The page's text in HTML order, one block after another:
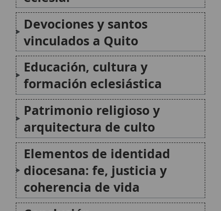
Elementos de identidad
diocesana: fe, justicia y
coherencia de vida
Conclusión
Citas y referencias
Modificado el 8 de junio de 2026 •FideScore™ 7.47•Citar este
artículo •Paq. Scorm (LMS)• Sugerir mejora•Compartir artículo
Imprimir artículo•Generar QR•Instalar aplicación
Virgen de Quito
La Virgen de Quito, también llamada Virgen
del Apocalipsis o Virgen alada de Legarda, es
una célebre imagen de la Inmaculada
Concepción realizada en el siglo XVIII por el
escultor quiteño Bernardo de Legarda. La
escultura, una de las obras...